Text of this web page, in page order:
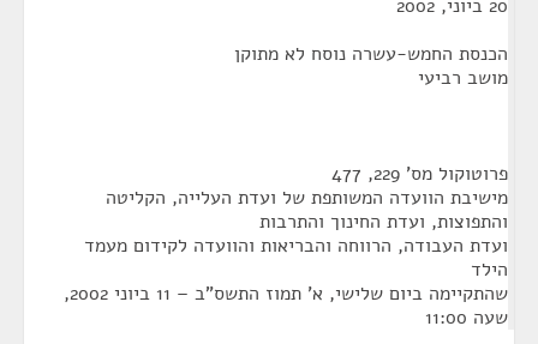
20 ביוני, 2002
הכנסת החמש-עשרה נוסח לא מתוקן
מושב רביעי
פרוטוקול מס' 229, 477
מישיבת הוועדה המשותפת של ועדת העלייה, הקליטה
והתפוצות, ועדת החינוך והתרבות
ועדת העבודה, הרווחה והבריאות והוועדה לקידום מעמד
הילד
שהתקיימה ביום שלישי, א' תמוז התשס"ב – 11 ביוני 2002,
שעה 11:00